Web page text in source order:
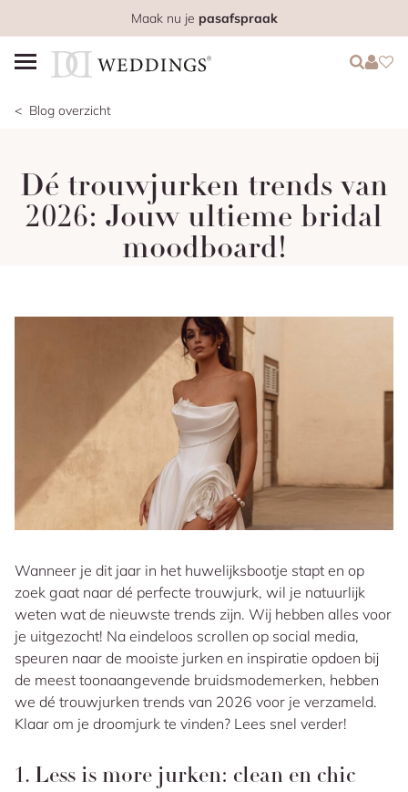
Maak nu je pasafspraak
Login
Login
Blog overzicht
Dé trouwjurken trends van
2026: Jouw ultieme bridal
moodboard!
Wanneer je dit jaar in het huwelijksbootje stapt en op
zoek gaat naar dé perfecte trouwjurk, wil je natuurlijk
weten wat de nieuwste trends zijn. Wij hebben alles voor
je uitgezocht! Na eindeloos scrollen op social media,
speuren naar de mooiste jurken en inspiratie opdoen bij
de meest toonaangevende bruidsmodemerken, hebben
we dé trouwjurken trends van 2026 voor je verzameld.
Klaar om je droomjurk te vinden? Lees snel verder!
1. Less is more jurken: clean en chic